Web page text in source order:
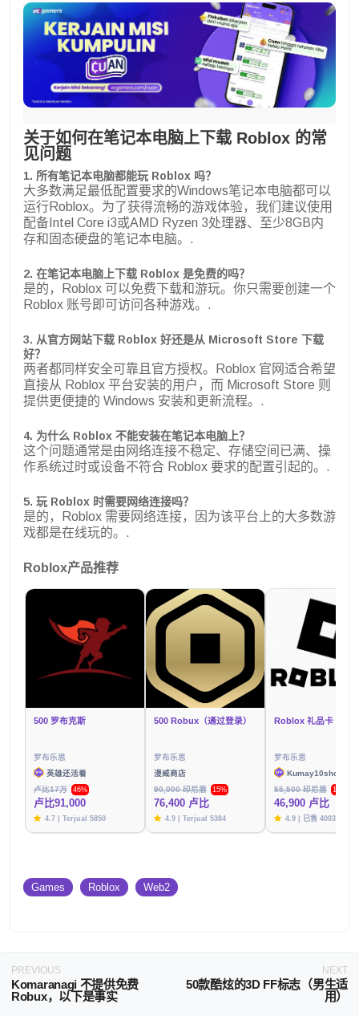
关于如何在笔记本电脑上下载 Roblox 的常
见问题
1. 所有笔记本电脑都能玩 Roblox 吗？
大多数满足最低配置要求的Windows笔记本电脑都可以
运行Roblox。为了获得流畅的游戏体验，我们建议使用
配备Intel Core i3或AMD Ryzen 3处理器、至少8GB内
存和固态硬盘的笔记本电脑。.
2. 在笔记本电脑上下载 Roblox 是免费的吗？
是的，Roblox 可以免费下载和游玩。你只需要创建一个
Roblox 账号即可访问各种游戏。.
3. 从官方网站下载 Roblox 好还是从 Microsoft Store 下载
好？
两者都同样安全可靠且官方授权。Roblox 官网适合希望
直接从 Roblox 平台安装的用户，而 Microsoft Store 则
提供更便捷的 Windows 安装和更新流程。.
4. 为什么 Roblox 不能安装在笔记本电脑上？
这个问题通常是由网络连接不稳定、存储空间已满、操
作系统过时或设备不符合 Roblox 要求的配置引起的。.
5. 玩 Roblox 时需要网络连接吗？
是的，Roblox 需要网络连接，因为该平台上的大多数游
戏都是在线玩的。.
Roblox产品推荐
500 罗布克斯
罗布乐思
英雄还活着
卢比17万
46%
卢比91,000
4.7 | Terjual 5850
500 Robux（通过登录）
罗布乐思
漫威商店
90,000 印尼盾
15%
76,400 卢比
4.9 | Terjual 5384
Roblox 礼品卡 IDR
罗布乐思
Kumay10shop
55,500 印尼盾
15%
46,900 卢比
4.9 | 已售 4003 件
Games Roblox Web2
PREVIOUS
Komaranagi 不提供免费
Robux，以下是事实
NEXT
50款酷炫的3D FF标志（男生适
用）